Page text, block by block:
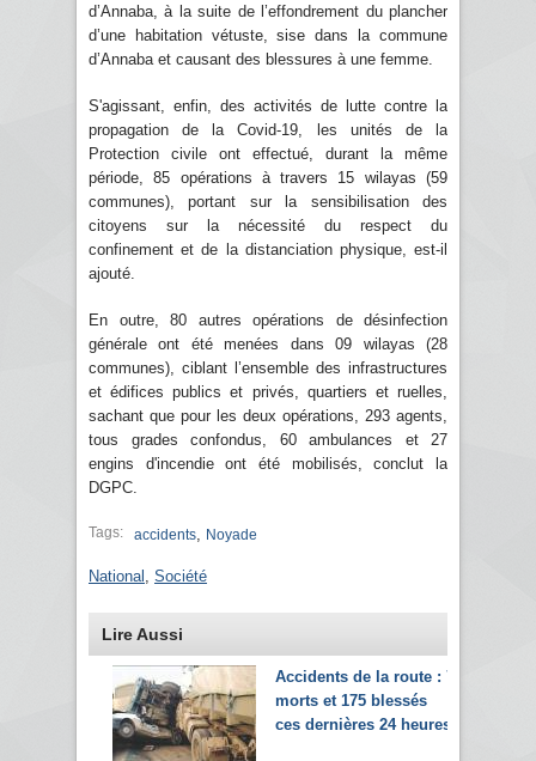
d’Annaba, à la suite de l’effondrement du plancher
d’une habitation vétuste, sise dans la commune
d’Annaba et causant des blessures à une femme.
S'agissant, enfin, des activités de lutte contre la
propagation de la Covid-19, les unités de la
Protection civile ont effectué, durant la même
période, 85 opérations à travers 15 wilayas (59
communes), portant sur la sensibilisation des
citoyens sur la nécessité du respect du
confinement et de la distanciation physique, est-il
ajouté.
En outre, 80 autres opérations de désinfection
générale ont été menées dans 09 wilayas (28
communes), ciblant l’ensemble des infrastructures
et édifices publics et privés, quartiers et ruelles,
sachant que pour les deux opérations, 293 agents,
tous grades confondus, 60 ambulances et 27
engins d'incendie ont été mobilisés, conclut la
DGPC.
Tags: accidents Noyade
National Société
Lire Aussi
Accidents de la route : 7
morts et 175 blessés
ces dernières 24 heures